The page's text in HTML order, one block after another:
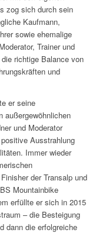
zog sich durch sein
Kaufmann,
sowie ehemalige
Trainer und
richtige Balance von
und
er seine
außergewöhnlichen
und Moderator
Ausstrahlung
Immer wieder
der Transalp und
Mountainbike
erfüllte er sich in 2015
– die Besteigung
dann die erfolgreiche